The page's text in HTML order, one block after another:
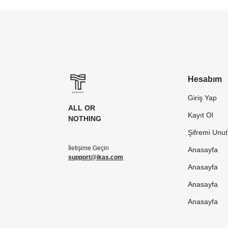
ALL OR
NOTHING
İletişime Geçin
support@ikas.com
Hesabım
Giriş Yap
Kayıt Ol
Şifremi
Anasayfa
Anasayfa
Anasayfa
Anasayfa